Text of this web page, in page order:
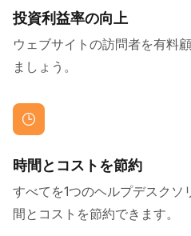
投資利益率の向上
ウェブサイトの訪問者を有料
ましょう。
時間とコストを節約
すべてを1つのヘルプデスク
間とコストを節約できます。